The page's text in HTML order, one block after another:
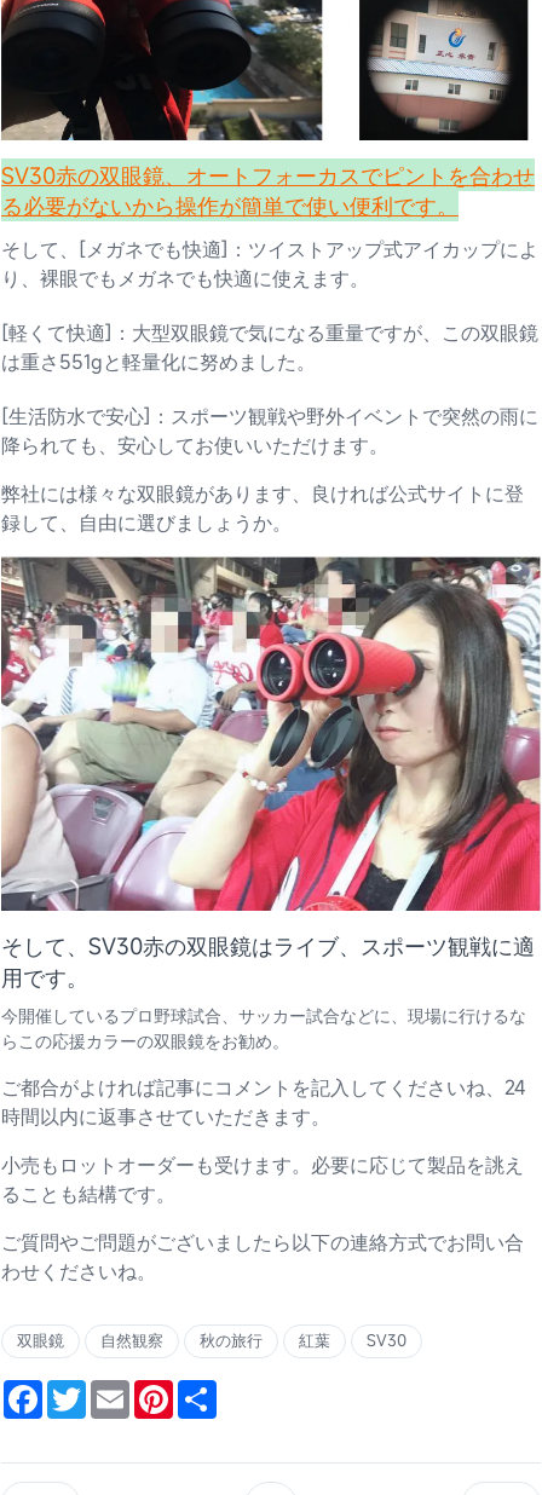
SV30赤の双眼鏡、オートフォーカスでピントを合わせ
る必要がないから操作が簡単で使い便利です。
そして、[メガネでも快適]：ツイストアップ式アイカップによ
り、裸眼でもメガネでも快適に使えます。
[軽くて快適]：大型双眼鏡で気になる重量ですが、この双眼鏡
は重さ551gと軽量化に努めました。
[生活防水で安心]：スポーツ観戦や野外イベントで突然の雨に
降られても、安心してお使いいただけます。
弊社には様々な双眼鏡があります、良ければ公式サイトに登
録して、自由に選びましょうか。
そして、SV30赤の双眼鏡はライブ、スポーツ観戦に適
用です。
今開催しているプロ野球試合、サッカー試合などに、現場に行けるな
らこの応援カラーの双眼鏡をお勧め。
ご都合がよければ記事にコメントを記入してくださいね、24
時間以内に返事させていただきます。
小売もロットオーダーも受けます。必要に応じて製品を誂え
ることも結構です。
ご質問やご問題がございましたら以下の連絡方式でお問い合
わせくださいね。
双眼鏡 自然観察 秋の旅行 紅葉 SV30
FacebookTwitterEmail Pinterest